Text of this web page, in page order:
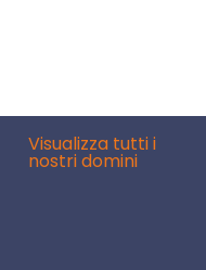
Visualizza tutti i
nostri domini